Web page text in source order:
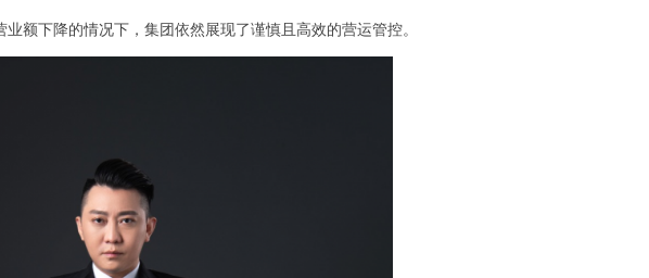
额下降的情况下，集团依然展现了谨慎且高效的营运管控。